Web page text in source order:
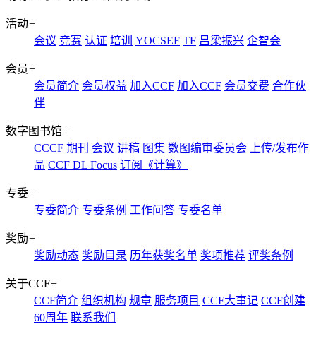
活动+
会议 竞赛 认证 培训 YOCSEF TF 吕梁振兴 企智会
会员+
会员简介 会员权益 加入CCF 加入CCF 会员交费 合作伙
伴
数字图书馆+
CCCF 期刊 会议 讲稿 图集 数图编审委员会
上传/发布作
品 CCF DL Focus 订阅《计算》
专委+
专委简介 专委条例 工作问答 专委名单
奖励+
奖励动态 奖励目录 历年获奖名单 奖项推荐 评奖条例
关于CCF+
CCF简介 组织机构 规章 服务项目 CCF大事记 CCF创建
60周年 联系我们